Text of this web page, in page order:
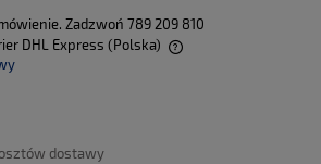
Zadzwoń 789 209 810
DHL Express (Polska)
kosztów płatności
dostawy